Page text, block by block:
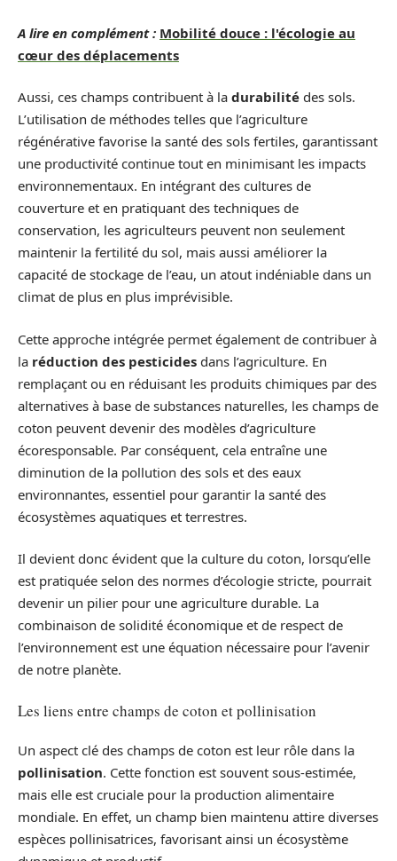
A lire en complément : Mobilité douce : l'écologie au
cœur des déplacements
Aussi, ces champs contribuent à la durabilité des sols.
L’utilisation de méthodes telles que l’agriculture
régénérative favorise la santé des sols fertiles, garantissant
une productivité continue tout en minimisant les impacts
environnementaux. En intégrant des cultures de
couverture et en pratiquant des techniques de
conservation, les agriculteurs peuvent non seulement
maintenir la fertilité du sol, mais aussi améliorer la
capacité de stockage de l’eau, un atout indéniable dans un
climat de plus en plus imprévisible.
Cette approche intégrée permet également de contribuer à
la réduction des pesticides dans l’agriculture. En
remplaçant ou en réduisant les produits chimiques par des
alternatives à base de substances naturelles, les champs de
coton peuvent devenir des modèles d’agriculture
écoresponsable. Par conséquent, cela entraîne une
diminution de la pollution des sols et des eaux
environnantes, essentiel pour garantir la santé des
écosystèmes aquatiques et terrestres.
Il devient donc évident que la culture du coton, lorsqu’elle
est pratiquée selon des normes d’écologie stricte, pourrait
devenir un pilier pour une agriculture durable. La
combinaison de solidité économique et de respect de
l’environnement est une équation nécessaire pour l’avenir
de notre planète.
Les liens entre champs de coton et pollinisation
Un aspect clé des champs de coton est leur rôle dans la
pollinisation. Cette fonction est souvent sous-estimée,
mais elle est cruciale pour la production alimentaire
mondiale. En effet, un champ bien maintenu attire diverses
espèces pollinisatrices, favorisant ainsi un écosystème